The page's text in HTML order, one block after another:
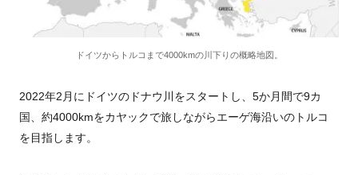
ドイツからトルコまで4000kmの川下りの概略地図。
2022年2月にドイツのドナウ川をスタートし、5か月間で9カ
国、約4000kmをカヤックで旅しながらエーゲ海沿いのトルコ
を目指します。